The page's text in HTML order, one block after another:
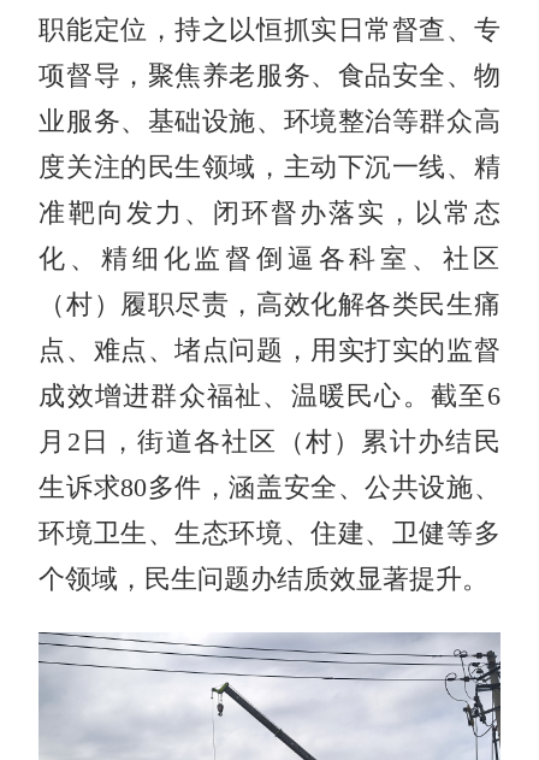
职能定位，持之以恒抓实日常督查、专
项督导，聚焦养老服务、食品安全、物
业服务、基础设施、环境整治等群众高
度关注的民生领域，主动下沉一线、精
准靶向发力、闭环督办落实，以常态
化、精细化监督倒逼各科室、社区
（村）履职尽责，高效化解各类民生痛
点、难点、堵点问题，用实打实的监督
成效增进群众福祉、温暖民心。截至6
月2日，街道各社区（村）累计办结民
生诉求80多件，涵盖安全、公共设施、
环境卫生、生态环境、住建、卫健等多
个领域，民生问题办结质效显著提升。